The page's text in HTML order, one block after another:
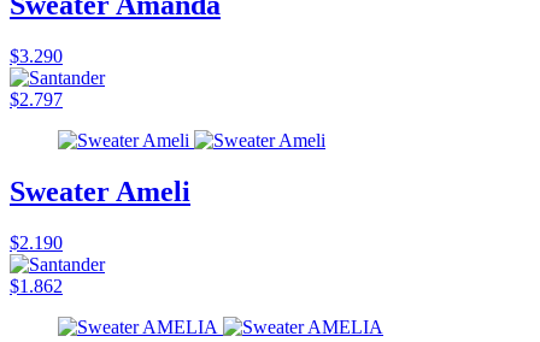
$3.290
$2.797
Sweater Ameli
$2.190
$1.862